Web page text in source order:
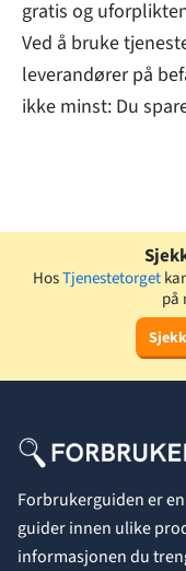
gratis og
Ved å bruke
leverandører på
ikke minst: Du
HosTjenestetorget
på
Forbrukerguiden er
guider innen ulike
informasjonen du